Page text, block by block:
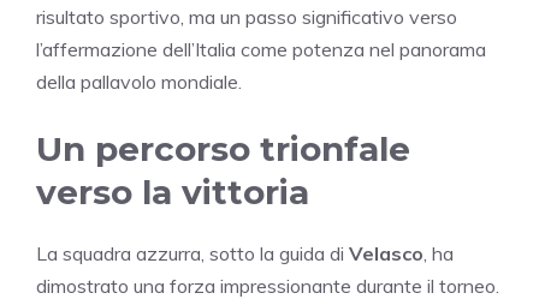
risultato sportivo, ma un passo significativo verso
l’affermazione dell’Italia come potenza nel panorama
della pallavolo mondiale.
Un percorso trionfale
verso la vittoria
La squadra azzurra, sotto la guida di Velasco , ha
dimostrato una forza impressionante durante il torneo.